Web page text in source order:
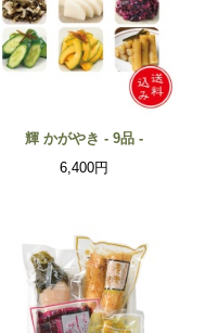
輝 かがやき - 9品 -
6,400円